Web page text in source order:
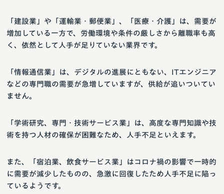
「建設業」や「運輸業・郵便業」、「医療・介護」は、需要が
増加している一方で、労働環境や条件の厳しさから離職率も高
く、依然として人手が足りていない業界です。
「情報通信業」は、デジタルの進展にともない、ITエンジニア
などの専門職の需要が急増していますが、供給が追いついてい
ません。
「学術研究、専門・技術サービス業」は、高度な専門知識や技
術を持つ人材の確保が困難なため、人手不足といえます。
また、「宿泊業、飲食サービス業」はコロナ禍の影響で一時的
に需要が減少したものの、急激に回復したため人手不足に陥っ
ているようです。